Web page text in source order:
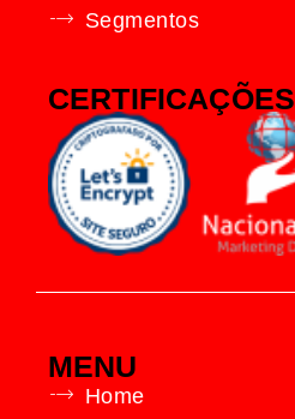
Segmentos
CERTIFICAÇÕES
MENU
Home